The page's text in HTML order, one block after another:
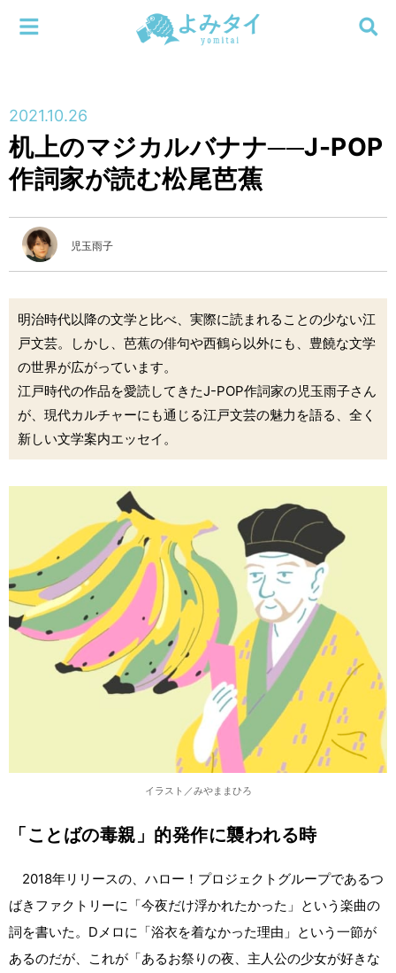
連載
特集
編集部
検索する
メニューを閉じる
2021.10.26
机上のマジカルバナナ──J-POP
作詞家が読む松尾芭蕉
児玉雨子
明治時代以降の文学と比べ、実際に読まれることの少ない江
戸文芸。しかし、芭蕉の俳句や西鶴ら以外にも、豊饒な文学
の世界が広がっています。
江戸時代の作品を愛読してきたJ-POP作詞家の児玉雨子さん
が、現代カルチャーにも通じる江戸文芸の魅力を語る、全く
新しい文学案内エッセイ。
イラスト／みやままひろ
「ことばの毒親」的発作に襲われる時
2018年リリースの、ハロー！プロジェクトグループであるつ
ばきファクトリーに「今夜だけ浮かれたかった」という楽曲の
詞を書いた。Dメロに「浴衣を着なかった理由」という一節が
あるのだが、これが「あるお祭りの夜、主人公の少女が好きな